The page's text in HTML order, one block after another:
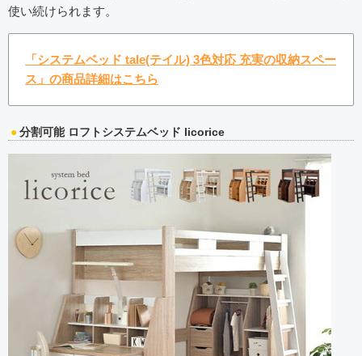
使い続けられます。
「システムベッド tale(テイル) 3色対応 充実の収納スペー
ス」の商品詳細はこちら
分割可能 ロフトシステムベッド licorice